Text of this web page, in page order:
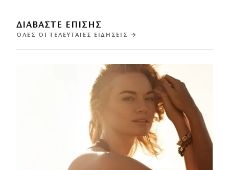
ΔΙΑΒΑΣΤΕ ΕΠΙΣΗΣ
ΌΛΕΣ ΟΙ ΤΕΛΕΥΤΑΊΕΣ ΕΙΔΉΣΕΙΣ →